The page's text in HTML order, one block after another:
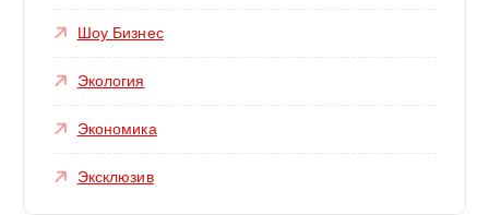
Шоу Бизнес
Экология
Экономика
Эксклюзив